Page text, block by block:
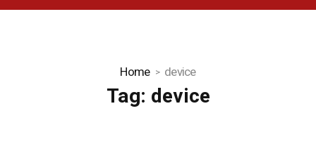
Home device
Tag: device